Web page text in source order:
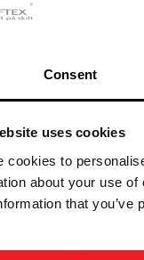
Consent
uses cookies
cookies to
about your use
that you’ve